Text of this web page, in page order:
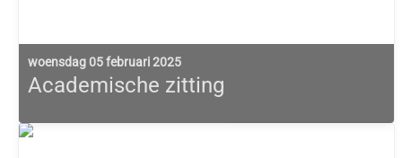
woensdag 05 februari 2025
Academische zitting